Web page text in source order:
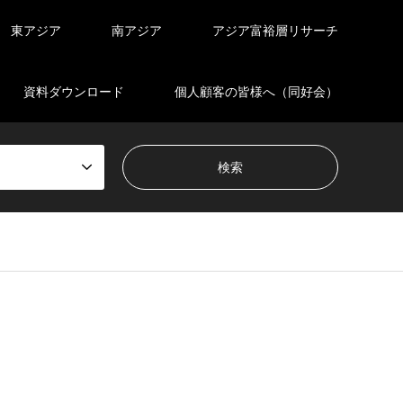
東アジア 南アジア アジア富裕層リサーチ
資料ダウンロード 個人顧客の皆様へ（同好会）